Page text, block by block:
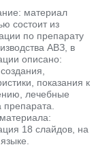
материал
состоит из
по препарату
АВЗ, в
описано:
показания к
лечебные
препарата.
18 слайдов, на